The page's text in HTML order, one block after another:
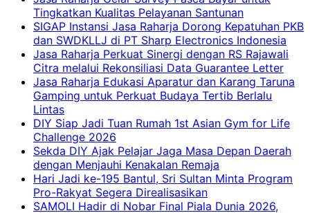
Tingkatkan Kualitas Pelayanan Santunan
SIGAP Instansi Jasa Raharja Dorong Kepatuhan PKB
dan SWDKLLJ di PT Sharp Electronics Indonesia
Jasa Raharja Perkuat Sinergi dengan RS Rajawali
Citra melalui Rekonsiliasi Data Guarantee Letter
Jasa Raharja Edukasi Aparatur dan Karang Taruna
Gamping untuk Perkuat Budaya Tertib Berlalu
Lintas
DIY Siap Jadi Tuan Rumah 1st Asian Gym for Life
Challenge 2026
Sekda DIY Ajak Pelajar Jaga Masa Depan Daerah
dengan Menjauhi Kenakalan Remaja
Hari Jadi ke-195 Bantul, Sri Sultan Minta Program
Pro-Rakyat Segera Direalisasikan
SAMOLI Hadir di Nobar Final Piala Dunia 2026,